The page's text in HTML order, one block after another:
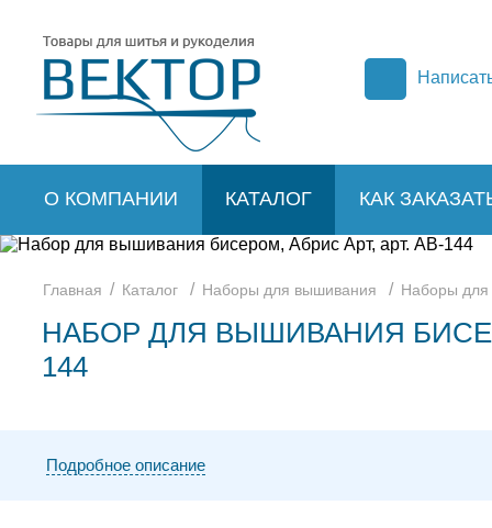
О КОМПАНИИ КАТАЛОГ КАК
Главная / Каталог / Наборы для вышивания / Наборы
НАБОР ДЛЯ ВЫШИВАНИЯ
144
Подробное описание